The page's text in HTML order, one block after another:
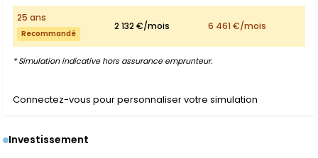
25 ans
Recommandé
2 132 €/mois 6 461 €/mois
* Simulation indicative hors assurance emprunteur.
Connectez-vous pour personnaliser votre simulation
Investissement